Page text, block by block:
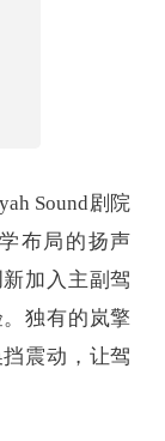
Sound剧院
布局的扬声
加入主副驾
独有的岚擎
震动，让驾